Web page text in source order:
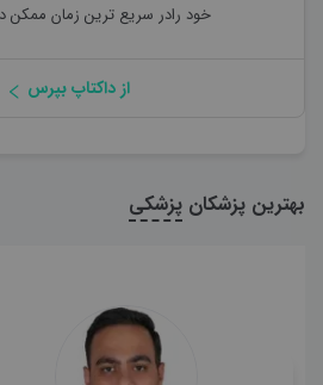
خود رادر سریع ترین زمان ممکن
از داکتاپ بپرس
بهترین پزشکان پزشکی